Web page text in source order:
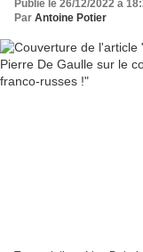
Publié le 26/12/2022 à
Par Antoine Potier